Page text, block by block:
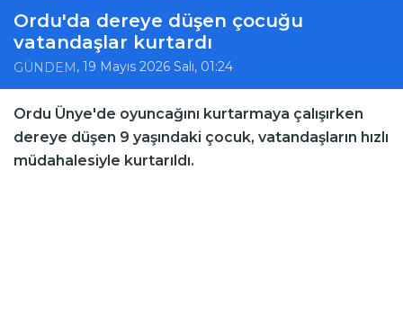
Ordu'da dereye düşen çocuğu
vatandaşlar kurtardı
GÜNDEM , 19 Mayıs 2026 Salı, 01:24
Ordu Ünye'de oyuncağını kurtarmaya çalışırken
dereye düşen 9 yaşındaki çocuk, vatandaşların hızlı
müdahalesiyle kurtarıldı.